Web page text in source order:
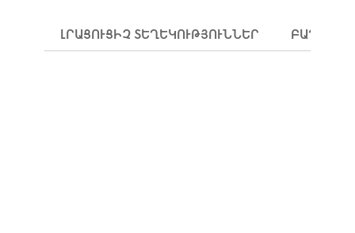
ԼՐԱՑՈՒՑԻՉ ՏԵՂԵԿՈՒԹՅՈՒՆՆԵՐ